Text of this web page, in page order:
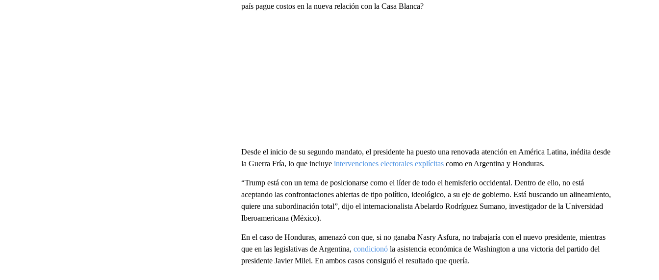
país pague costos en la nueva relación con la Casa Blanca?
Desde el inicio de su segundo mandato, el presidente ha puesto una renovada atención en América Latina, inédita desde
la Guerra Fría, lo que incluye intervenciones electorales explícitascomo en Argentina y Honduras.
“Trump está con un tema de posicionarse como el líder de todo el hemisferio occidental. Dentro de ello, no está
aceptando las confrontaciones abiertas de tipo político, ideológico, a su eje de gobierno. Está buscando un alineamiento,
quiere una subordinación total”, dijo el internacionalista Abelardo Rodríguez Sumano, investigador de la Universidad
Iberoamericana (México).
En el caso de Honduras, amenazó con que, si no ganaba Nasry Asfura, no trabajaría con el nuevo presidente, mientras
que en las legislativas de Argentina, condicionóla asistencia económica de Washington a una victoria del partido del
presidente Javier Milei. En ambos casos consiguió el resultado que quería.